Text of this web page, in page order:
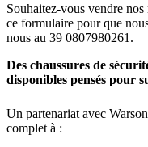
Souhaitez-vous vendre
ce formulaire pour que
nous au 39 0807980261.
Des chaussures de
disponibles pensés pour
Un partenariat avec
complet à :